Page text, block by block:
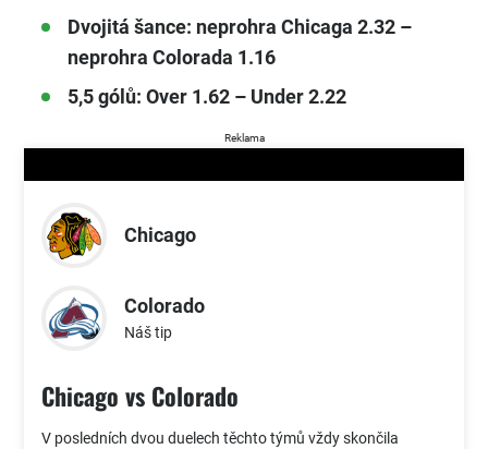
Dvojitá šance: neprohra Chicaga 2.32 –
neprohra Colorada 1.16
5,5 gólů: Over 1.62 – Under 2.22
Reklama
Chicago
Colorado
Náš tip
Chicago vs Colorado
V posledních dvou duelech těchto týmů vždy skončila